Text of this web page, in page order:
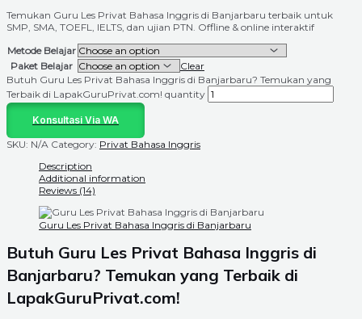
Temukan Guru Les Privat Bahasa Inggris di Banjarbaru terbaik untuk
SMP, SMA, TOEFL, IELTS, dan ujian PTN. Offline & online interaktif
Metode Belajar
Paket Belajar
Clear
Butuh Guru Les Privat Bahasa Inggris di Banjarbaru? Temukan yang
Terbaik di LapakGuruPrivat.com! quantity
Konsultasi Via WA
SKU: N/A Category: Privat Bahasa Inggris
Description
Additional information
Reviews (14)
Guru Les Privat Bahasa Inggris di Banjarbaru
Butuh Guru Les Privat Bahasa Inggris di
Banjarbaru? Temukan yang Terbaik di
LapakGuruPrivat.com!